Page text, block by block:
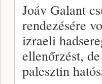
Joáv Galant
rendezésére
izraeli
ellenőrzést,
palesztin